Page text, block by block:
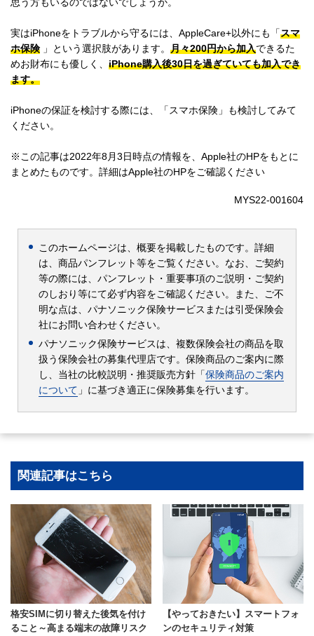
思う方もいるのではないでしょうか。
実はiPhoneをトラブルから守るには、AppleCare+以外にも「スマ
ホ保険」という選択肢があります。 月々200円から加入できるた
めお財布にも優しく、 iPhone購入後30日を過ぎていても加入でき
ます。
iPhoneの保証を検討する際には、「スマホ保険」も検討してみて
ください。
※この記事は2022年8月3日時点の情報を、Apple社のHPをもとに
まとめたものです。詳細はApple社のHPをご確認ください
MYS22-001604
このホームページは、概要を掲載したものです。詳細
は、商品パンフレット等をご覧ください。なお、ご契約
等の際には、パンフレット・重要事項のご説明・ご契約
のしおり等にて必ず内容をご確認ください。また、ご不
明な点は、パナソニック保険サービスまたは引受保険会
社にお問い合わせください。
パナソニック保険サービスは、複数保険会社の商品を取
扱う保険会社の募集代理店です。保険商品のご案内に際
し、当社の比較説明・推奨販売方針「保険商品のご案内
について 」に基づき適正に保険募集を行います。
関連記事はこちら
格安SIMに切り替えた後気を付け
ること～高まる端末の故障リスク
【やっておきたい】スマートフォ
ンのセキュリティ対策